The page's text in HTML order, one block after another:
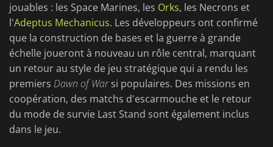
jouables : les Space Marines, les Orks, les Necrons et
l'Adeptus Mechanicus. Les développeurs ont confirmé
que la construction de bases et la guerre à grande
échelle joueront à nouveau un rôle central, marquant
un retour au style de jeu stratégique qui a rendu les
premiers Dawn of Warsi populaires. Des missions en
coopération, des matchs d'escarmouche et le retour
du mode de survie Last Stand sont également inclus
dans le jeu.